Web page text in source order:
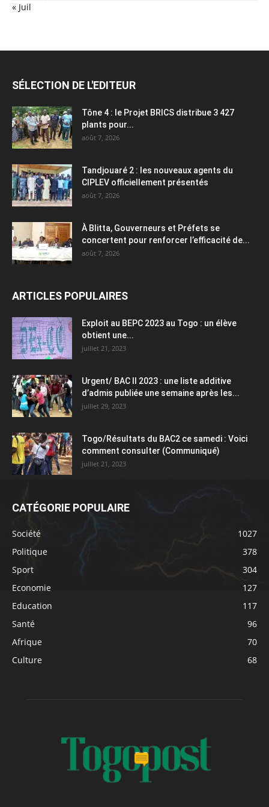
« Juil
SÉLECTION DE L'EDITEUR
Tône 4 : le Projet BRICS distribue 3 427
plants pour...
août 7, 2026
Tandjouaré 2 : les nouveaux agents du
CIPLEV officiellement présentés
août 7, 2026
À Blitta, Gouverneurs et Préfets se
concertent pour renforcer l’efficacité de...
août 7, 2026
ARTICLES POPULAIRES
Exploit au BEPC 2023 au Togo : un élève
obtient une...
juillet 21, 2023
Urgent/ BAC II 2023 : une liste additive
d’admis publiée une semaine après les...
juillet 29, 2023
Togo/Résultats du BAC2 ce samedi : Voici
comment consulter (Communiqué)
juillet 21, 2023
CATÉGORIE POPULAIRE
Société
1027
Politique
378
Sport
304
Economie
127
Education
117
Santé
96
Afrique
70
Culture
68